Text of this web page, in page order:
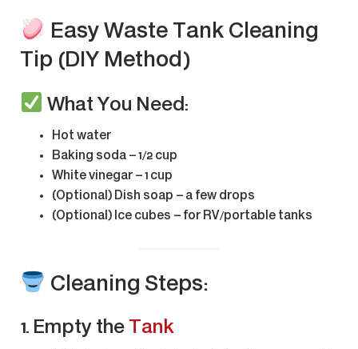
Easy Waste Tank Cleaning
Tip (DIY Method)
What You Need:
Hot water
Baking soda – 1/2 cup
White vinegar – 1 cup
(Optional) Dish soap – a few drops
(Optional) Ice cubes – for RV/portable tanks
Cleaning Steps:
1. Empty the Tank